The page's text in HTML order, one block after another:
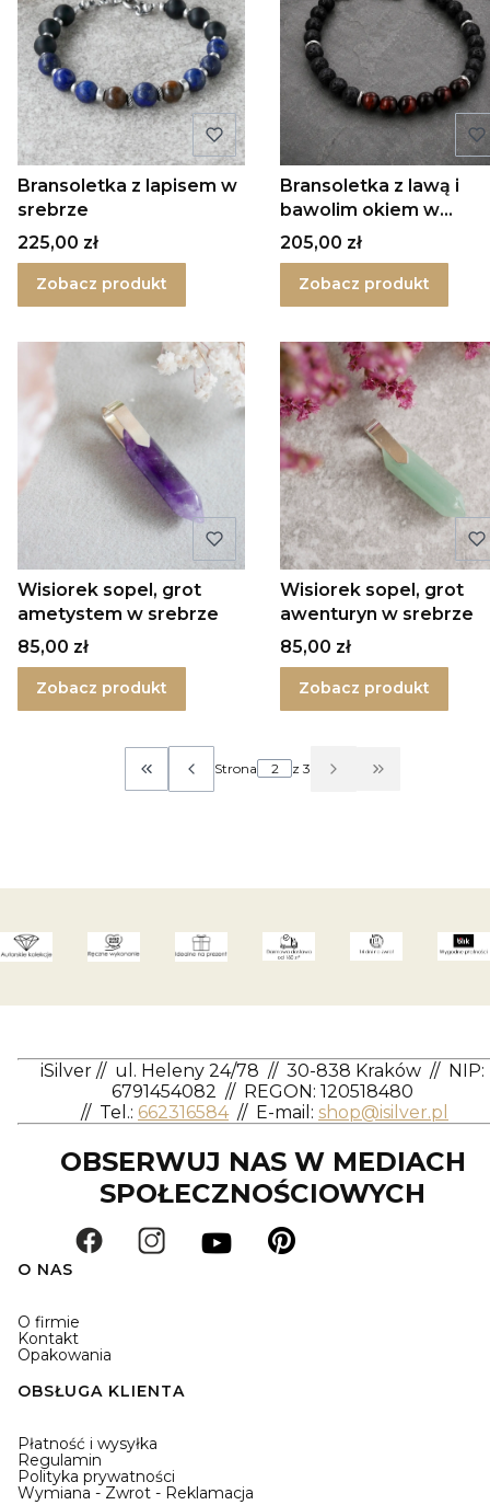
Bransoletka z lapisem w
srebrze
Cena
225,00 zł
Zobacz produkt
Bransoletka z lawą i
bawolim okiem w
srebrze
Cena
205,00 zł
Zobacz produkt
Wisiorek sopel, grot
ametystem w srebrze
Cena
85,00 zł
Zobacz produkt
Wisiorek sopel, grot
awenturyn w srebrze
Cena
85,00 zł
Zobacz produkt
Wróć do pierwszej strony z produktami
Strona z 3 Przejdź do
iSilver // ul. Heleny 24/78 // 30-838 Kraków // NIP:
6791454082 // REGON: 120518480
// Tel.: 662316584 // E-mail: shop@isilver.pl
OBSERWUJ NAS W MEDIACH
SPOŁECZNOŚCIOWYCH
O NAS
O firmie
Kontakt
Opakowania
OBSŁUGA KLIENTA
Płatność i wysyłka
Regulamin
Polityka prywatności
Wymiana - Zwrot - Reklamacja